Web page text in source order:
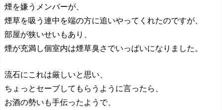
煙を嫌うメンバーが、
煙草を吸う連中を端の方に追いやってくれたのですが、
部屋が狭いせいもあり、
煙が充満し個室内は煙草臭さでいっぱいになりました。
流石にこれは厳しいと思い、
ちょっとセーブしてもらうように言ったら、
お酒の勢いも手伝ったようで、